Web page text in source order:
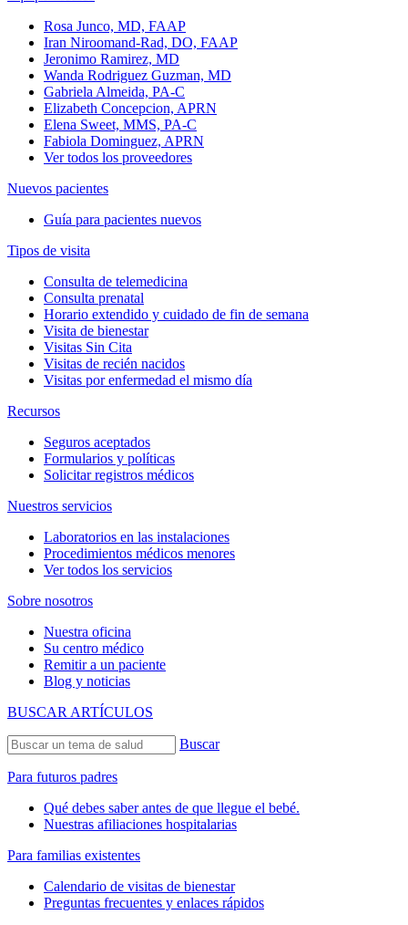
Rosa Junco, MD, FAAP
Iran Niroomand-Rad, DO, FAAP
Jeronimo Ramirez, MD
Wanda Rodriguez Guzman, MD
Gabriela Almeida, PA-C
Elizabeth Concepcion, APRN
Elena Sweet, MMS, PA-C
Fabiola Dominguez, APRN
Ver todos los proveedores
Nuevos pacientes
Guía para pacientes nuevos
Tipos de visita
Consulta de telemedicina
Consulta prenatal
Horario extendido y cuidado de fin de semana
Visita de bienestar
Visitas Sin Cita
Visitas de recién nacidos
Visitas por enfermedad el mismo día
Recursos
Seguros aceptados
Formularios y políticas
Solicitar registros médicos
Nuestros servicios
Laboratorios en las instalaciones
Procedimientos médicos menores
Ver todos los servicios
Sobre nosotros
Nuestra oficina
Su centro médico
Remitir a un paciente
Blog y noticias
BUSCAR ARTÍCULOS
Buscar
Para futuros padres
Qué debes saber antes de que llegue el bebé.
Nuestras afiliaciones hospitalarias
Para familias existentes
Calendario de visitas de bienestar
Preguntas frecuentes y enlaces rápidos